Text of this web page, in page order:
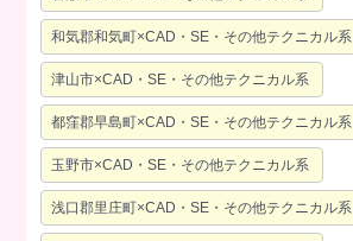
和気郡和気町×CAD・SE・その他テクニカル系
津山市×CAD・SE・その他テクニカル系
都窪郡早島町×CAD・SE・その他テクニカル系
玉野市×CAD・SE・その他テクニカル系
浅口郡里庄町×CAD・SE・その他テクニカル系